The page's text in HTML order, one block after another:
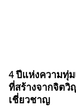
4 ปีแห่งความทุ่
ที่สร้างจากจิต
เชี่ยวชาญ